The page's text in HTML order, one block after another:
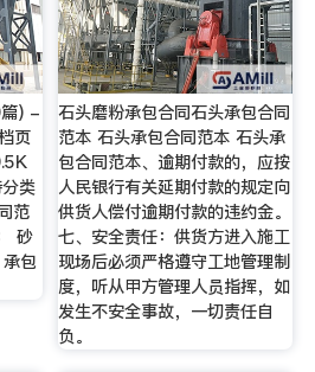
篇) -
页
类
范
砂
包
石头磨粉承包合同石头承包合同
范本 石头承包合同范本 石头承
包合同范本、逾期付款的，应按
人民银行有关延期付款的规定向
供货人偿付逾期付款的违约金。
七、安全责任：供货方进入施工
现场后必须严格遵守工地管理制
度，听从甲方管理人员指挥，如
发生不安全事故，一切责任自
负。